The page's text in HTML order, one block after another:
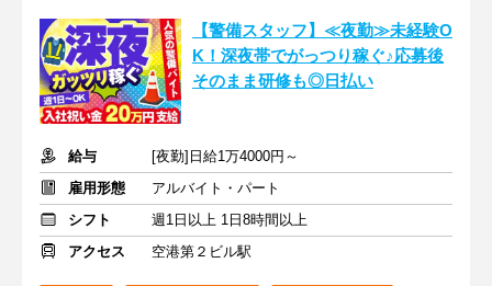
【警備スタッフ】≪夜勤≫未経験O
K！深夜帯でがっつり稼ぐ♪応募後
そのまま研修も◎日払い
給与
[夜勤]日給1万4000円～
雇用形態
アルバイト・パート
シフト
週1日以上 1日8時間以上
アクセス
空港第２ビル駅